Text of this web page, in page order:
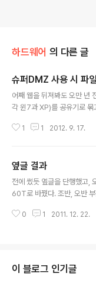
하드웨어 의 다른 글
슈퍼DMZ 사용 시 파
어째 웹을 뒤져봐도 오만 년
각 윈7과 XP)를 공유기로 묶
퓨터 네트워크 목록에 서로
창) 고기능 DMZ이 설정된
대역이 달라저 네트워크 파
다.-인천부평 컴퓨터 문제해
1 1 2012. 9. 17.
옆글 결과
전에 썼듯 옆글을 단행했고,
60T로 바꿨다. 조반, 오반
아직 안정화 테스트는 안 했
올 7.3 찍었는데-_- 어딘가
나온다는데 뭔가 억울하다
0 1 2011. 12. 22.
이 블로그 인기글